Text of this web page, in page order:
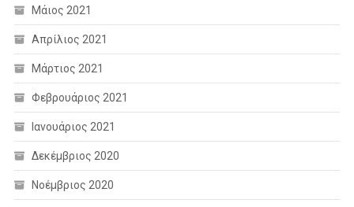
Μάιος 2021
Απρίλιος 2021
Μάρτιος 2021
Φεβρουάριος 2021
Ιανουάριος 2021
Δεκέμβριος 2020
Νοέμβριος 2020